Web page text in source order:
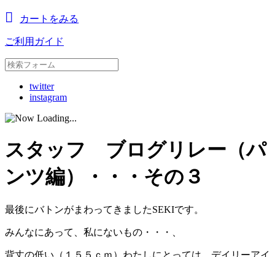
カートをみる
ご利用ガイド
twitter
instagram
スタッフ ブログリレー（パ
ンツ編）・・・その３
最後にバトンがまわってきましたSEKIです。
みんなにあって、私にないもの・・・、